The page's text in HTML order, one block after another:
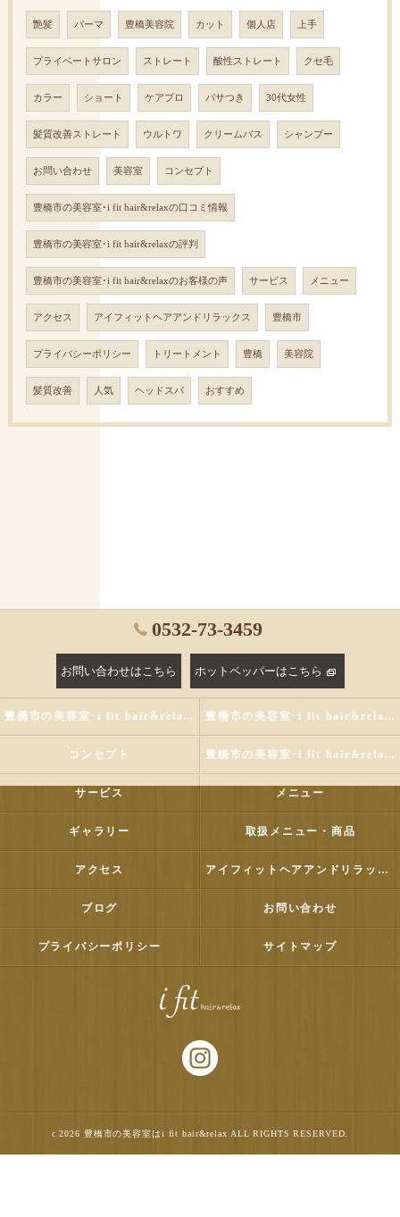
艶髪 パーマ 豊橋美容院 カット 個人店 上手
プライベートサロン ストレート 酸性ストレート クセ毛
カラー ショート ケアプロ パサつき 30代女性
髪質改善ストレート ウルトワ クリームバス シャンプー
お問い合わせ 美容室 コンセプト
豊橋市の美容室･i fit hair&relaxの口コミ情報
豊橋市の美容室･i fit hair&relaxの評判
豊橋市の美容室･i fit hair&relaxのお客様の声 サービス メニュー
アクセス アイフィットヘアアンドリラックス 豊橋市
プライバシーポリシー トリートメント 豊橋 美容院
髪質改善 人気 ヘッドスパ おすすめ
0532-73-3459
お問い合わせはこちら ホットペッパーはこちら
豊橋市の美容室･i fit hair&relaxの評判 豊橋市の美容室･i fit hair&relaxのお客様の声
コンセプト 豊橋市の美容室･i fit hair&relaxの口コミ情報
サービス メニュー
ギャラリー 取扱メニュー・商品
アクセス アイフィットヘアアンドリラックス
ブログ お問い合わせ
プライバシーポリシー サイトマップ
c 2026 豊橋市の美容室はi fit hair&relax ALL RIGHTS RESERVED.